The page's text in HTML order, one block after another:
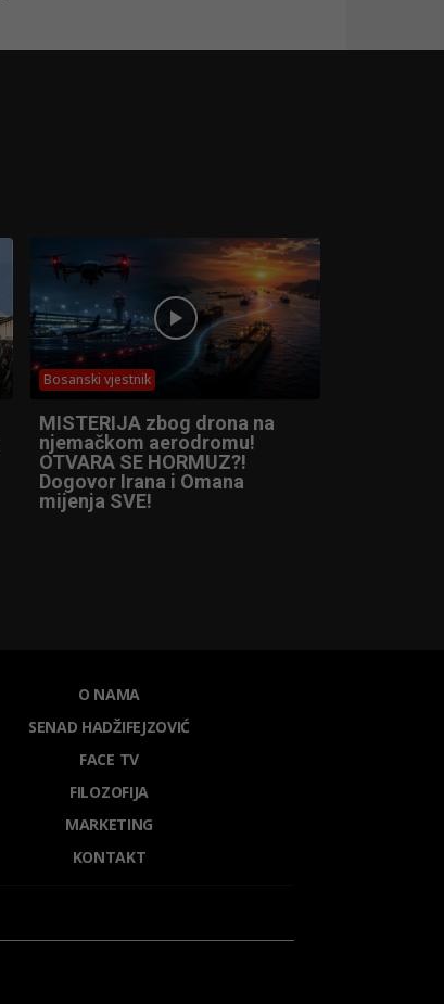
Bosanski vjestnik
MISTERIJA zbog drona na
njemačkom aerodromu!
OTVARA SE HORMUZ?!
Dogovor Irana i Omana
mijenja SVE!
O NAMA
SENAD HADŽIFEJZOVIĆ
FACE TV
FILOZOFIJA
MARKETING
KONTAKT